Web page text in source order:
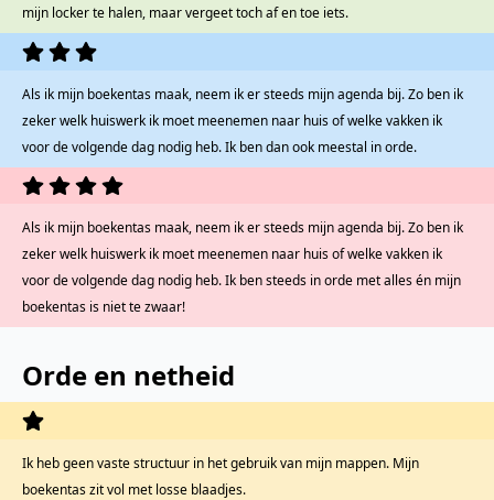
mijn locker te halen, maar vergeet toch af en toe iets.
Als ik mijn boekentas maak, neem ik er steeds mijn agenda bij. Zo ben ik
zeker welk huiswerk ik moet meenemen naar huis of welke vakken ik
voor de volgende dag nodig heb. Ik ben dan ook meestal in orde.
Als ik mijn boekentas maak, neem ik er steeds mijn agenda bij. Zo ben ik
zeker welk huiswerk ik moet meenemen naar huis of welke vakken ik
voor de volgende dag nodig heb. Ik ben steeds in orde met alles én mijn
boekentas is niet te zwaar!
Orde en netheid
Ik heb geen vaste structuur in het gebruik van mijn mappen. Mijn
boekentas zit vol met losse blaadjes.